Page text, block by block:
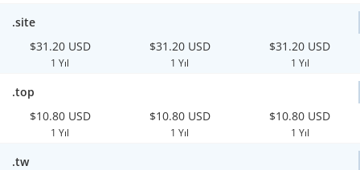
.site
$31.20 USD
1 Yıl
$31.20 USD
1 Yıl
$31.20 USD
1 Yıl
.top
$10.80 USD
1 Yıl
$10.80 USD
1 Yıl
$10.80 USD
1 Yıl
.tw